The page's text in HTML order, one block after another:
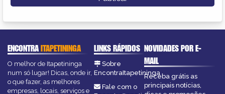
ENCONTRAITAPETININGA
O melhor de Itapetininga
num só lugar! Dicas, onde ir,
o que fazer, as melhores
empresas, locais, serviços e
LINKS RÁPIDOS
Sobre
EncontraItapetininga
Fale com o
NOVIDADES POR E-
MAIL
Receba grátis as
principais notícias,